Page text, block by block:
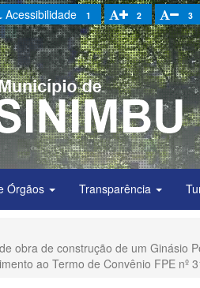
Acessibilidade 1 2 3
Órgãos Transparência
obra de construção de um Ginásio
ao Termo de Convênio FPE nº